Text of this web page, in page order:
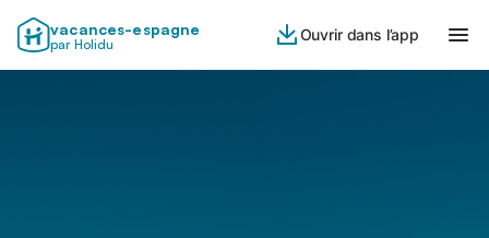
vacances-espagne
par Holidu
Ouvrir dans l’app